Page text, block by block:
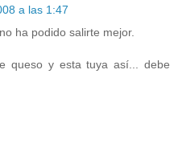
a las 1:47
ha podido salirte mejor.
queso y esta tuya así... debe